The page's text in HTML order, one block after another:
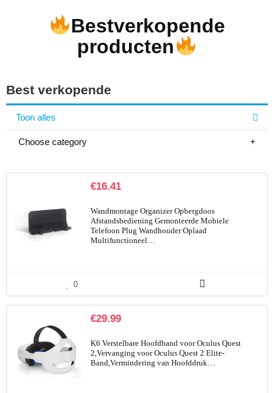
Bestverkopende
producten
Best verkopende
Toon alles
Choose category
€16.41
Wandmontage Organizer Opbergdoos
Afstandsbediening Gemonteerde Mobiele
Telefoon Plug Wandhouder Oplaad
Multifunctioneel…
0
€29.99
K6 Verstelbare Hoofdband voor Oculus Quest
2,Vervanging voor Oculus Quest 2 Elite-
Band,Vermindering van Hoofddruk…